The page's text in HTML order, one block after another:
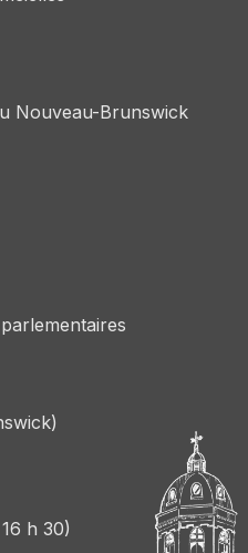
Nouveau-Brunswick
h 30)